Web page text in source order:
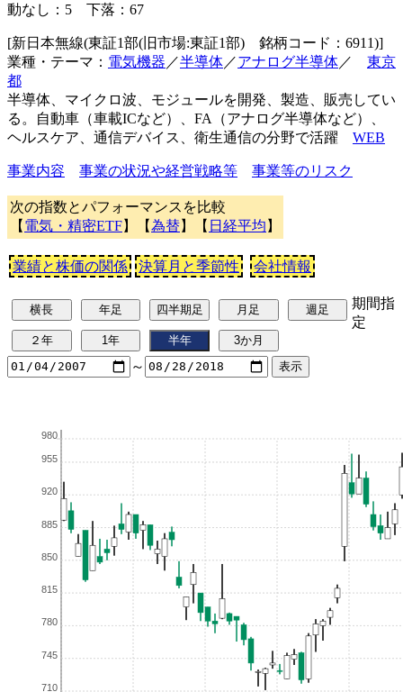
動なし：5 下落：67
[新日本無線(東証1部(旧市場:東証1部) 銘柄コード：6911)]
業種・テーマ： 電気機器 ／半導体／アナログ半導体／ 東京
都
半導体、マイクロ波、モジュールを開発、製造、販売してい
る。自動車（車載ICなど）、FA（アナログ半導体など）、
ヘルスケア、通信デバイス、衛生通信の分野で活躍 WEB
事業内容 事業の状況や経営戦略等 事業等のリスク
次の指数とパフォーマンスを比較
【 電気・精密ETF】【為替】【 日経平均 】
業績と株価の関係 決算月と季節性 会社情報
期間指
定
～